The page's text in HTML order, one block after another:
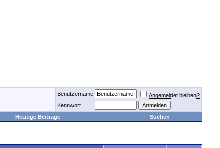
Benutzername
Angemeldet bleiben?
Kennwort
Heutige Beiträge Suchen